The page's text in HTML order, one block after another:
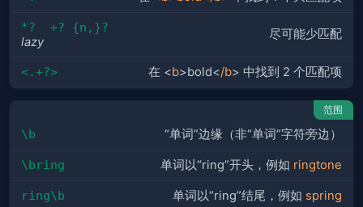
*?  +? {n,}?
lazy
尽可能少匹配
<.+?> 在 <b>bold</b> 中找到 2 个匹配项
范围
\b “单词”边缘（非“单词”字符旁边）
\bring 单词以“ring”开头，例如 ringtone
ring\b 单词以“ring”结尾，例如 spring